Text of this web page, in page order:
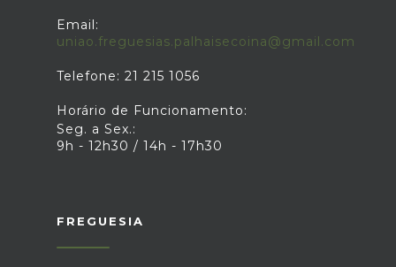
Email:
uniao.freguesias.palhaisecoina@gmail.com
Telefone: 21 215 1056
Horário de Funcionamento:
Seg. a Sex.:
9h - 12h30 / 14h - 17h30
FREGUESIA